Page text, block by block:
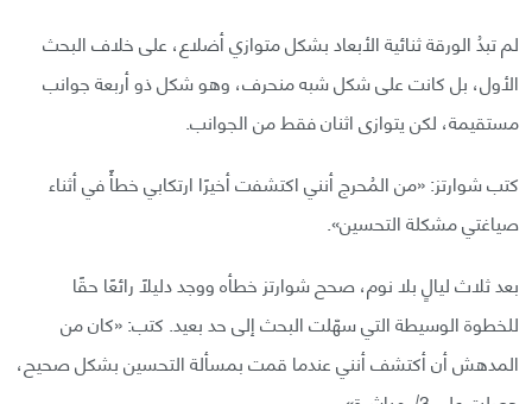
لم تبدُ الورقة ثنائية الأبعاد بشكل متوازي أضلاع، على خلاف البحث
الأول، بل كانت على شكل شبه منحرف، وهو شكل ذو أربعة جوانب
مستقيمة، لكن يتوازى اثنان فقط من الجوانب.
كتب شوارتز: «من المُحرج أنني اكتشفت أخيرًا ارتكابي خطأً في أثناء
صياغتي مشكلة التحسين».
بعد ثلاث ليالٍ بلا نوم، صحح شوارتز خطأه ووجد دليلًا رائعًا حقًا
للخطوة الوسيطة التي سهّلت البحث إلى حد بعيد. كتب: «كان من
المدهش أن أكتشف أنني عندما قمت بمسألة التحسين بشكل صحيح،